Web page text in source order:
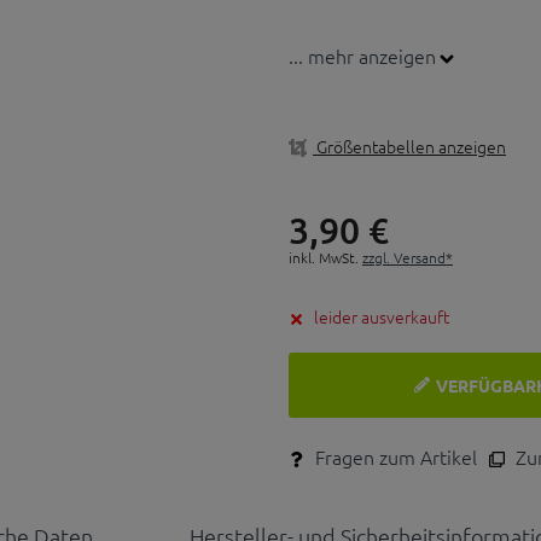
... mehr anzeigen
Größentabellen anzeigen
3,90 €
inkl. MwSt. zzgl. Versand*
leider ausverkauft
Fragen zum Artikel
Daten Hersteller- und